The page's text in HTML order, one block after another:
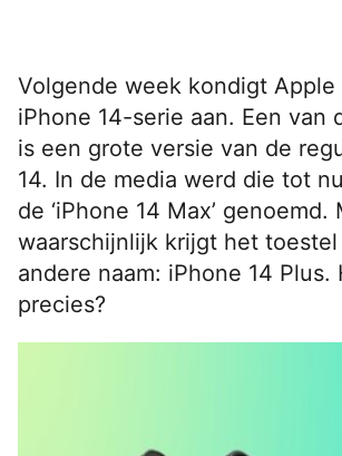
Volgende week kondigt Apple
iPhone 14-serie aan. Een van
is een grote versie van de
14. In de media werd die tot
de ‘iPhone 14 Max’ genoemd.
waarschijnlijk krijgt het
andere naam: iPhone 14
precies?